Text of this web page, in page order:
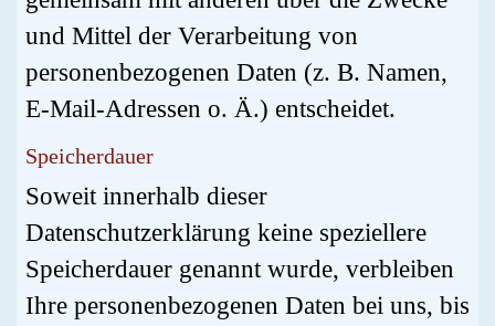
und Mittel der Verarbeitung von
personenbezogenen Daten (z. B. Namen,
E-Mail-Adressen o. Ä.) entscheidet.
Speicherdauer
Soweit innerhalb dieser
Datenschutzerklärung keine speziellere
Speicherdauer genannt wurde, verbleiben
Ihre personenbezogenen Daten bei uns, bis